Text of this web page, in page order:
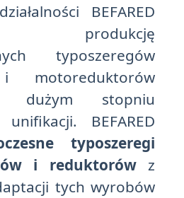
BEFARED
produkcję
typoszeregów
motoreduktorów
dużym stopniu
BEFARED
typoszeregi
i reduktorówz
tych wyrobów